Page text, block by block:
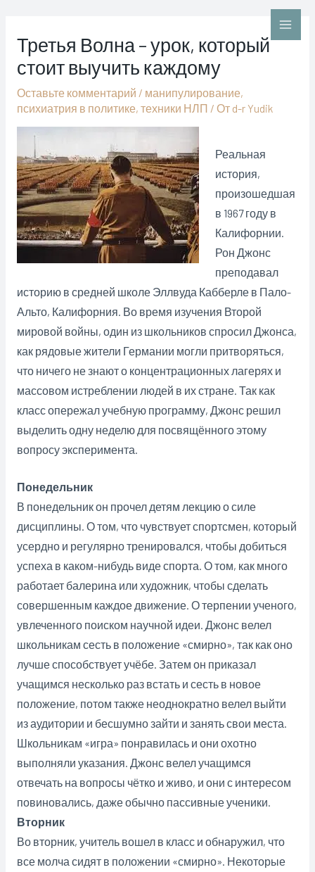
содержимому
Main
Третья Волна – урок, который
стоит выучить каждому
Оставьте комментарий / манипулирование,
психиатрия в политике, техники НЛП / От d-r Yudik
Реальная
история,
произошедшая
в 1967 году в
Калифорнии.
Рон Джонс
преподавал
историю в средней школе Эллвуда Кабберле в Пало-
Альто, Калифорния. Во время изучения Второй
мировой войны, один из школьников спросил Джонса,
как рядовые жители Германии могли притворяться,
что ничего не знают о концентрационных лагерях и
массовом истреблении людей в их стране. Так как
класс опережал учебную программу, Джонс решил
выделить одну неделю для посвящённого этому
вопросу эксперимента.
Понедельник
В понедельник он прочел детям лекцию о силе
дисциплины. О том, что чувствует спортсмен, который
усердно и регулярно тренировался, чтобы добиться
успеха в каком-нибудь виде спорта. О том, как много
работает балерина или художник, чтобы сделать
совершенным каждое движение. О терпении ученого,
увлеченного поиском научной идеи. Джонс велел
школьникам сесть в положение «смирно», так как оно
лучше способствует учёбе. Затем он приказал
учащимся несколько раз встать и сесть в новое
положение, потом также неоднократно велел выйти
из аудитории и бесшумно зайти и занять свои места.
Школьникам «игра» понравилась и они охотно
выполняли указания. Джонс велел учащимся
отвечать на вопросы чётко и живо, и они с интересом
повиновались, даже обычно пассивные ученики.
Вторник
Во вторник, учитель вошел в класс и обнаружил, что
все молча сидят в положении «смирно». Некоторые